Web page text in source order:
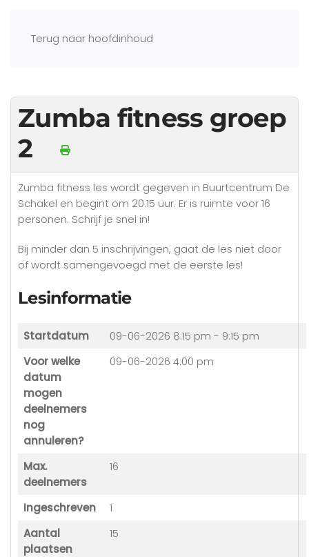
Terug naar hoofdinhoud
Zumba fitness groep
2
Zumba fitness les wordt gegeven in Buurtcentrum De
Schakel en begint om 20.15 uur. Er is ruimte voor 16
personen. Schrijf je snel in!
Bij minder dan 5 inschrijvingen, gaat de les niet door
of wordt samengevoegd met de eerste les!
Lesinformatie
Startdatum 09-06-2026 8:15 pm - 9:15 pm
Voor welke
datum
mogen
deelnemers
nog
annuleren?
09-06-2026 4:00 pm
Max.
deelnemers
16
Ingeschreven
1
Aantal
plaatsen
15